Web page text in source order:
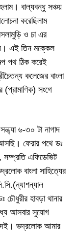
বাল্যবন্ধু সঞ্চয়
করেছিলাম
ও চা এর
এই তিন মক্কেল
পথ ঠিক করেই
কলেজের বাংলা
(প্রামাণিক) সংগে
৬-৩০ টা নাগাদ
ফেরার পথে ডঃ
, সম্প্রতি এফিডেভিট
বাংলা সাহিত্যের
.সি.(ন্যাশন্যাল
হাবড়া থানার
আসবার সুযোগ
ভদ্রলোক আমার